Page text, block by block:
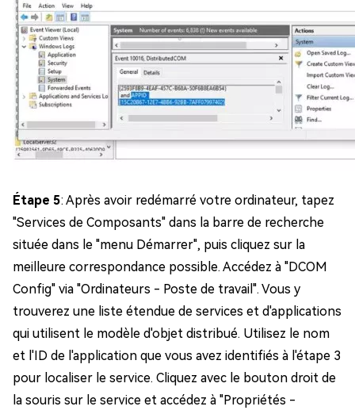
Étape 5: Après avoir redémarré votre ordinateur, tapez
"Services de Composants" dans la barre de recherche
située dans le "menu Démarrer", puis cliquez sur la
meilleure correspondance possible. Accédez à "DCOM
Config" via "Ordinateurs - Poste de travail". Vous y
trouverez une liste étendue de services et d'applications
qui utilisent le modèle d'objet distribué. Utilisez le nom
et l'ID de l'application que vous avez identifiés à l'étape 3
pour localiser le service. Cliquez avec le bouton droit de
la souris sur le service et accédez à "Propriétés -